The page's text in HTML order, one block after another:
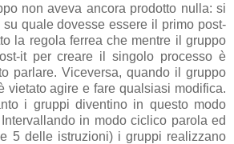
non aveva ancora prodotto nulla: si
quale dovesse essere il primo post-
la regola ferrea che mentre il gruppo
it per creare il singolo processo è
parlare. Viceversa, quando il gruppo
vietato agire e fare qualsiasi modifica.
i gruppi diventino in questo modo
in modo ciclico parola ed
5 delle istruzioni) i gruppi realizzano